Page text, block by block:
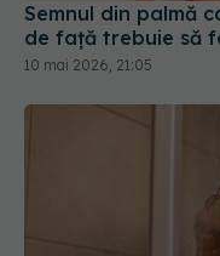
Semnul din palmă
de față trebuie să
10 mai 2026, 21:05